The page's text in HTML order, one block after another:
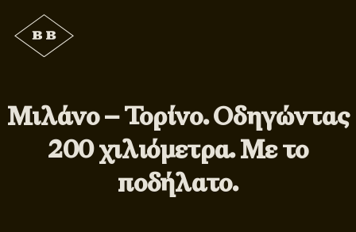
Μιλάνο – Τορίνο. Οδηγώντας
200 χιλιόμετρα. Με το
ποδήλατο.